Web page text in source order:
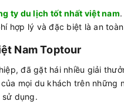
ty du lịch tốt nhất việt nam
hợp lý và đặc biệt là an
Nam Toptour
đã gặt hái nhiều giải
mọi du khách trên những
sử dụng.